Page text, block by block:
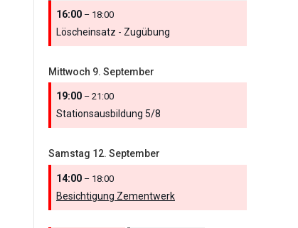
16:00 – 18:00
Löscheinsatz - Zugübung
Mittwoch 9. September
19:00 – 21:00
Stationsausbildung 5/8
Samstag 12. September
14:00 – 18:00
Besichtigung Zementwerk